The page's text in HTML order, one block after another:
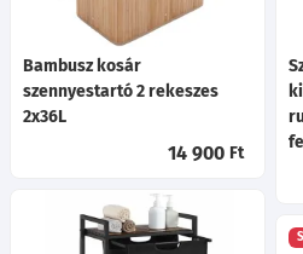
Bambusz kosár
szennyestartó 2 rekeszes
2x36L
14 900 Ft